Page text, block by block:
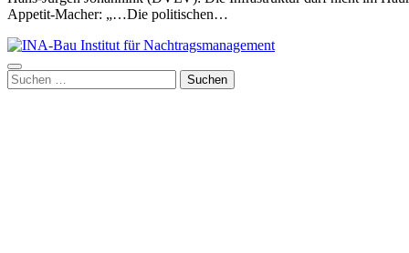
Appetit-Macher: „…Die politischen…
Suchen
nach: